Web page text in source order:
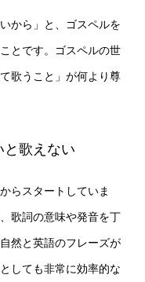
から」と、ゴスペルを
とです。ゴスペルの世
歌うこと」が何より尊
歌えない
らスタートしていま
歌詞の意味や発音を丁
然と英語のフレーズが
しても非常に効率的な